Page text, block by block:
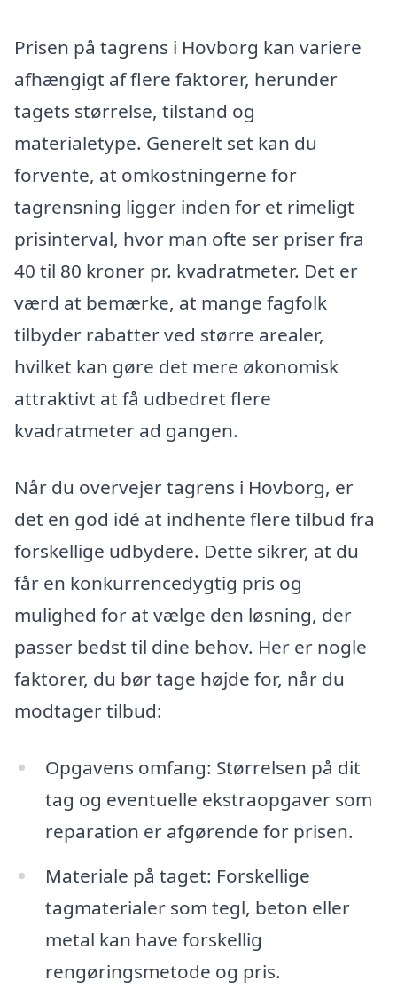
Prisen på tagrens i Hovborg kan variere
afhængigt af flere faktorer, herunder
tagets størrelse, tilstand og
materialetype. Generelt set kan du
forvente, at omkostningerne for
tagrensning ligger inden for et rimeligt
prisinterval, hvor man ofte ser priser fra
40 til 80 kroner pr. kvadratmeter. Det er
værd at bemærke, at mange fagfolk
tilbyder rabatter ved større arealer,
hvilket kan gøre det mere økonomisk
attraktivt at få udbedret flere
kvadratmeter ad gangen.
Når du overvejer tagrens i Hovborg, er
det en god idé at indhente flere tilbud fra
forskellige udbydere. Dette sikrer, at du
får en konkurrencedygtig pris og
mulighed for at vælge den løsning, der
passer bedst til dine behov. Her er nogle
faktorer, du bør tage højde for, når du
modtager tilbud:
Opgavens omfang: Størrelsen på dit
tag og eventuelle ekstraopgaver som
reparation er afgørende for prisen.
Materiale på taget: Forskellige
tagmaterialer som tegl, beton eller
metal kan have forskellig
rengøringsmetode og pris.